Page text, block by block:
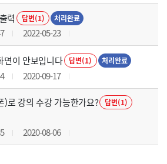
력 답변(1) 처리완료
2022-05-23
면이 안보입니다 답변(1) 처리완료
2020-09-17
)로 강의 수강 가능한가요?
답변(1)
2020-08-06